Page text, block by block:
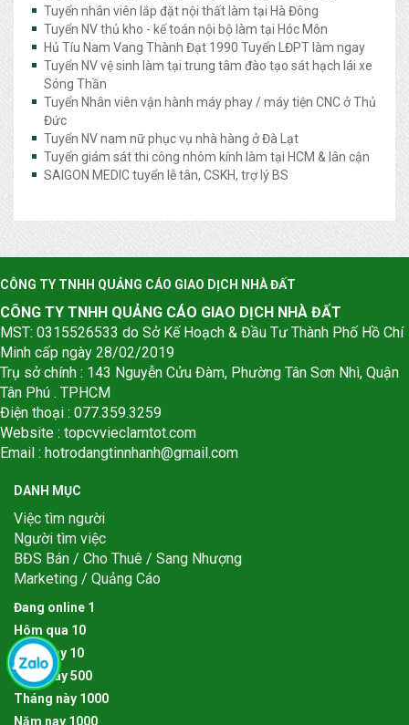
Tuyển nhân viên lắp đặt nội thất làm tại Hà Đông
Tuyển NV thủ kho - kế toán nội bộ làm tại Hóc Môn
Hủ Tíu Nam Vang Thành Đạt 1990 Tuyển LĐPT làm ngay
Tuyển NV vệ sinh làm tại trung tâm đào tạo sát hạch lái xe
Sóng Thần
Tuyển Nhân viên vận hành máy phay / máy tiện CNC ở Thủ
Đức
Tuyển NV nam nữ phục vụ nhà hàng ở Đà Lạt
Tuyển giám sát thi công nhôm kính làm tại HCM & lân cận
SAIGON MEDIC tuyển lễ tân, CSKH, trợ lý BS
CÔNG TY TNHH QUẢNG CÁO GIAO DỊCH NHÀ ĐẤT
CÔNG TY TNHH QUẢNG CÁO GIAO DỊCH NHÀ ĐẤT
MST: 0315526533 do Sở Kế Hoạch & Đầu Tư Thành Phố Hồ Chí
Minh cấp ngày 28/02/2019
Trụ sở chính : 143 Nguyễn Cửu Đàm, Phường Tân Sơn Nhì, Quận
Tân Phú . TPHCM
Điện thoại : 077.359.3259
Website : topcvvieclamtot.com
Email : hotrodangtinnhanh@gmail.com
DANH MỤC
Việc tìm người
Người tìm việc
BĐS Bán / Cho Thuê / Sang Nhượng
Marketing / Quảng Cáo
Đang online 1
Hôm qua 10
Hôm nay 10
Tuần này500
Tháng này 1000
Năm nay 1000